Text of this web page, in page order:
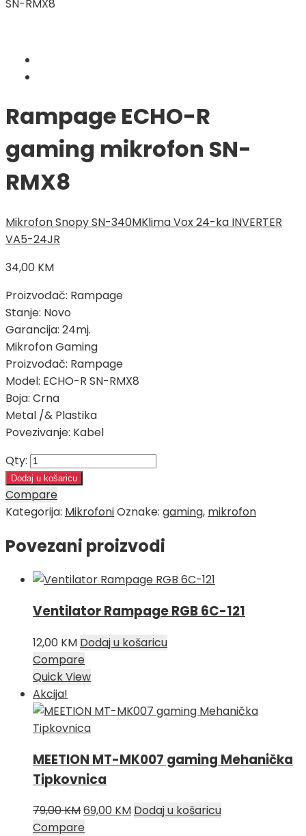
SN-RMX8
Rampage ECHO-R
gaming mikrofon SN-
RMX8
Mikrofon Snopy SN-340MKlima Vox 24-ka INVERTER
VA5-24JR
34,00 KM
Proizvođač: Rampage
Stanje: Novo
Garancija: 24mj.
Mikrofon Gaming
Proizvođač: Rampage
Model: ECHO-R SN-RMX8
Boja: Crna
Metal /& Plastika
Povezivanje: Kabel
Qty:
Dodaj u košaricu
Compare
Kategorija: MikrofoniOznake: gaming, mikrofon
Povezani proizvodi
Ventilator Rampage RGB 6C-121
12,00 KM Dodaj u košaricu
Compare
Quick View
Akcija!
MEETION MT-MK007 gaming Mehanička
Tipkovnica
79,00KMIzvorna
cijena
69,00 KMTrenutna
Dodaj u košaricu
Compare